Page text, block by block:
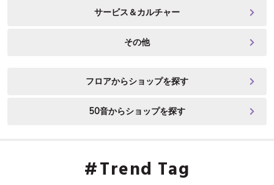
サービス＆カルチャー
その他
フロアからショップを探す
50音からショップを探す
Trend Tag